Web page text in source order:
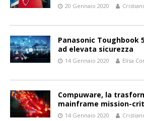
20 Gennaio 2020
Panasonic Toughbook
ad elevata sicurezza
14 Gennaio 2020 Elisa
Compuware, la
mainframe mission-
14 Gennaio 2020